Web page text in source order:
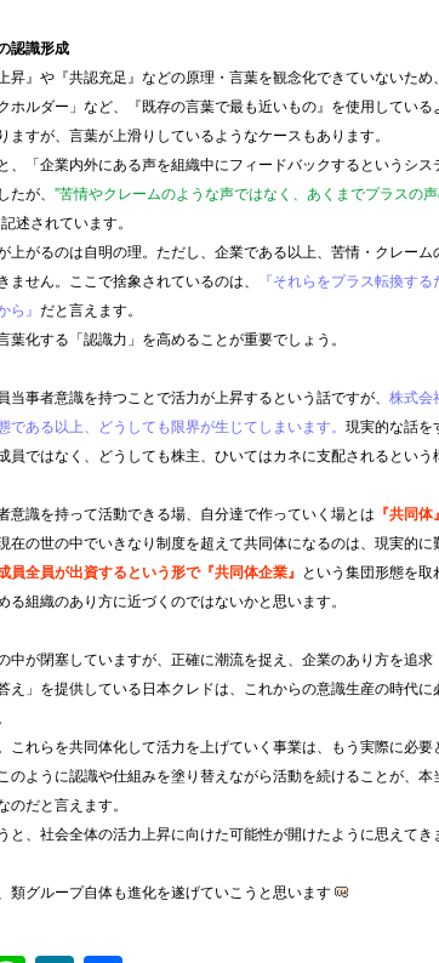
認識形成
昇』や『共認充足』などの原理・言葉を観念化できていないため、
ホルダー」など、『既存の言葉で最も近いもの』を使用している
ますが、言葉が上滑りしているようなケースもあります。
、「企業内外にある声を組織中にフィードバックするというシス
たが、 ”苦情やクレームのような声ではなく、あくまでプラスの
記述されています。
上がるのは自明の理。ただし、企業である以上、苦情・クレーム
ません。ここで捨象されているのは、
『それらをプラス転換する
ら』 だと言えます。
葉化する「認識力」を高めることが重要でしょう。
当事者意識を持つことで活力が上昇するという話ですが、 株式会
である以上、どうしても限界が生じてしまいます。 現実的な話を
員ではなく、どうしても株主、ひいてはカネに支配されるという
意識を持って活動できる場、自分達で作っていく場とは 『共同体』
在の世の中でいきなり制度を超えて共同体になるのは、現実的に
員全員が出資するという形で『共同体企業』 という集団形態を取
る組織のあり方に近づくのではないかと思います。
中が閉塞していますが、正確に潮流を捉え、企業のあり方を追求
え」を提供している日本クレドは、これからの意識生産の時代に
これらを共同体化して活力を上げていく事業は、もう実際に必要
のように認識や仕組みを塗り替えながら活動を続けることが、本
のだと言えます。
と、社会全体の活力上昇に向けた可能性が開けたように思えてき
類グループ自体も進化を遂げていこうと思います